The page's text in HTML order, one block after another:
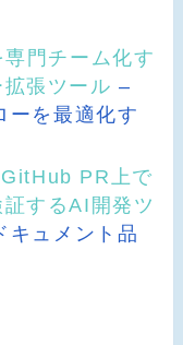
門チーム化す
張ツール –
を最適化す
PR上で
するAI開発ツ
キュメント品